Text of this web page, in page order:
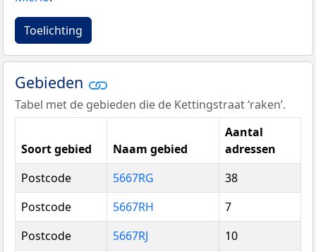
Toelichting
Gebieden
Tabel met de gebieden die de Kettingstraat ‘raken’.
Soort gebied Naam gebied
Aantal
adressen
Postcode
5667RG
38
Postcode
5667RH
7
Postcode
5667RJ
10